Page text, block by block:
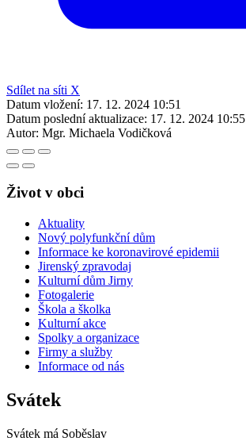
Sdílet na síti X
Datum vložení: 17. 12. 2024 10:51
Datum poslední aktualizace: 17. 12. 2024 10:55
Autor: Mgr. Michaela Vodičková
Život v obci
Aktuality
Nový polyfunkční dům
Informace ke koronavirové epidemii
Jirenský zpravodaj
Kulturní dům Jirny
Fotogalerie
Škola a školka
Kulturní akce
Spolky a organizace
Firmy a služby
Informace od nás
Svátek
Svátek má Soběslav